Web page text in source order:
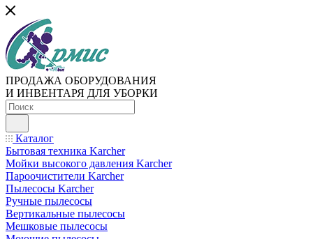
ПРОДАЖА ОБОРУДОВАНИЯ
И ИНВЕНТАРЯ ДЛЯ УБОРКИ
Каталог
Бытовая техника Karcher
Мойки высокого давления Karcher
Пароочистители Karcher
Пылесосы Karcher
Ручные пылесосы
Вертикальные пылесосы
Мешковые пылесосы